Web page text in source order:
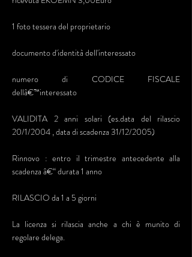
1 foto tessera del proprietario
documento d'identità dell'interessato
numero di CODICE FISCALE
dellâ€™interessato
VALIDITA 2 anni solari (es.data del rilascio
20/1/2004 , data di scadenza 31/12/2005)
Rinnovo : entro il trimestre antecedente alla
scadenza â€“ durata 1 anno
RILASCIO da 1 a 5 giorni
La licenza si rilascia anche a chi è munito di
regolare delega.